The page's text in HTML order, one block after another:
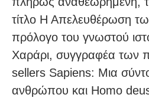
τίτλο Η Απελευθέρωση
πρόλογο του γνωστού
Χαράρι, συγγραφέα των
sellers Sapiens: Μια
ανθρώπου και Homo